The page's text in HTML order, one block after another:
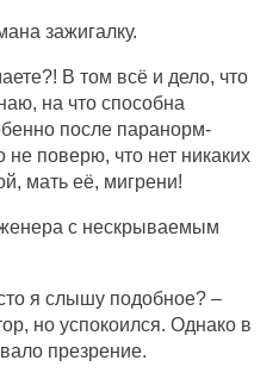
зажигалку.
В том всё и дело, что
на что способна
после паранорм-
поверю, что нет никаких
мать её, мигрени!
с нескрываемым
я слышу подобное? –
но успокоился. Однако в
презрение.